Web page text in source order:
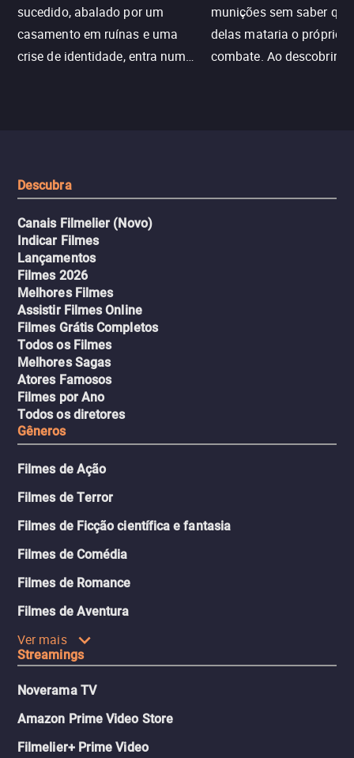
sucedido, abalado por um
casamento em ruínas e uma
crise de identidade, entra num
munições sem saber
delas mataria o próprio
combate. Ao descobrir a
Descubra
Canais Filmelier (Novo)
Indicar Filmes
Lançamentos
Filmes 2026
Melhores Filmes
Assistir Filmes Online
Filmes Grátis Completos
Todos os Filmes
Melhores Sagas
Atores Famosos
Filmes por Ano
Todos os diretores
Gêneros
Filmes de Ação
Filmes de Terror
Filmes de Ficção científica e fantasia
Filmes de Comédia
Filmes de Romance
Filmes de Aventura
Ver mais
Streamings
Noverama TV
Amazon Prime Video Store
Filmelier+ Prime Video